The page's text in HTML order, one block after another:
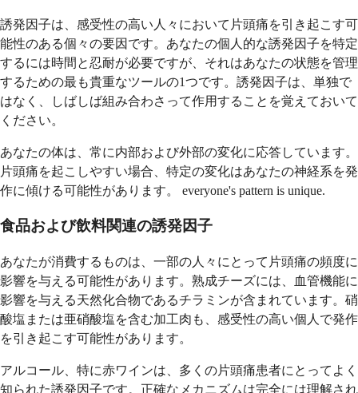
誘発因子は、感受性の高い人々において片頭痛を引き起こす可
能性のある個々の要因です。あなたの個人的な誘発因子を特定
するには時間と忍耐が必要ですが、それはあなたの状態を管理
するための最も貴重なツールの1つです。誘発因子は、単独で
はなく、しばしば組み合わさって作用することを覚えておいて
ください。
あなたの体は、常に内部および外部の変化に応答しています。
片頭痛を起こしやすい場合、特定の変化はあなたの神経系を発
作に傾ける可能性があります。 everyone's pattern is unique.
食品および飲料関連の誘発因子
あなたが消費するものは、一部の人々にとって片頭痛の頻度に
影響を与える可能性があります。熟成チーズには、血管機能に
影響を与える天然化合物であるチラミンが含まれています。硝
酸塩または亜硝酸塩を含む加工肉も、感受性の高い個人で発作
を引き起こす可能性があります。
アルコール、特に赤ワインは、多くの片頭痛患者にとってよく
知られた誘発因子です。正確なメカニズムは完全には理解され